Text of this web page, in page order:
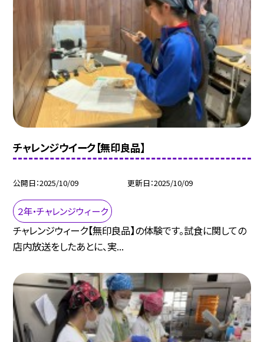
チャレンジウイーク【無印良品】
公開日 2025/10/09 更新日 2025/10/09
２年・チャレンジウィーク
チャレンジウィーク【無印良品】の体験です。試食に関しての
店内放送をしたあとに、実...